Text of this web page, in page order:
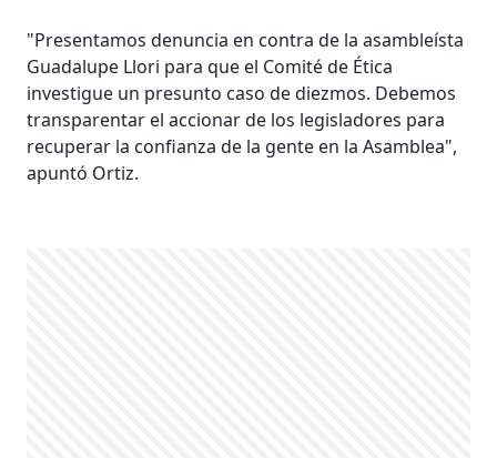
"Presentamos denuncia en contra de la asambleísta
Guadalupe Llori para que el Comité de Ética
investigue un presunto caso de diezmos. Debemos
transparentar el accionar de los legisladores para
recuperar la confianza de la gente en la Asamblea",
apuntó Ortiz.